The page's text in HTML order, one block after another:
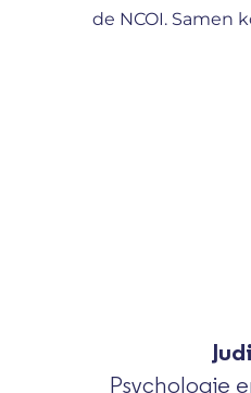
de NCOI. Samen
Psychologie